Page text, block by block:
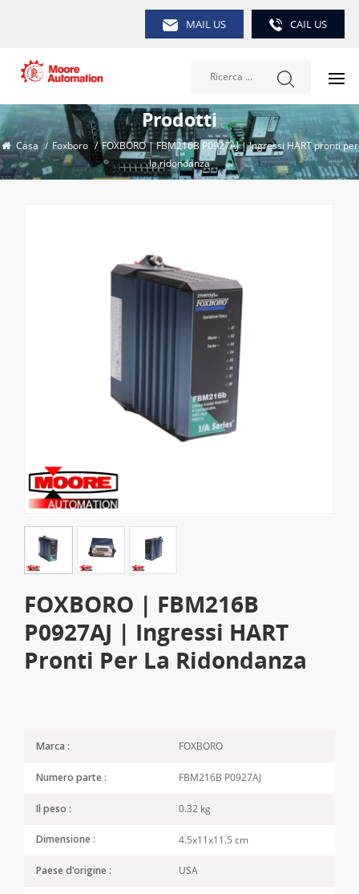
MAIL US CAIL US
Prodotti
Casa / Foxboro / FOXBORO | FBM216B P0927AJ | Ingressi HART pronti per
la ridondanza
FOXBORO | FBM216B
P0927AJ | Ingressi HART
Pronti Per La Ridondanza
Marca : FOXBORO
Numero parte : FBM216B P0927AJ
Il peso : 0.32 kg
Dimensione : 4.5x11x11.5 cm
Paese d'origine : USA